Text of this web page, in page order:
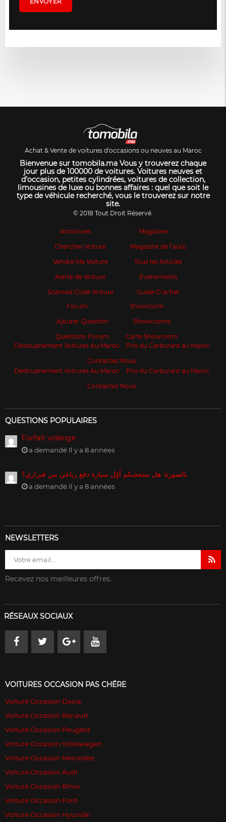
Achat & Vente de voitures d'occasions ou neuves au Maroc
Bienvenue sur tomobila.ma Vous y trouverez chaque
jour plus de 100000 de voitures. Voitures neuves et
d’occasion, petites cylindrées, voitures de collection,
limousines de luxe ou bonnes affaires : quel que soit le
type de véhicule recherché, vous le trouverez sur notre
site.
© 2018 Tout Droit Réservé.
Annonces
Chercher Voiture
Vendre Ma Voiture
Alerte de Voiture
Scannez Code Voiture
Magazine
Magazine de l’auto
Tous les Articles
Evénements
Guide D’achat
Forum
Ajouter Question
Questions Forum
Showroom
Showrooms
Carte Showroom
Dédouanement Voitures Au Maroc
Prix du Carburant au Maroc
Contactez Nous
Dédouanement Voitures Au Maroc
Prix du Carburant au Maroc
Contactez Nous
QUESTIONS POPULAIRES
Forfait vidange
a demandé Il y a 8 années
بالصورة: هل ستعجبكم أوّل سيارة دفع رباعي من فيراري؟
a demandé Il y a 8 années
NEWSLETTERS
Recevez nos meilleures offres.
RÉSEAUX SOCIAUX
VOITURES OCCASION PAS CHÉRE
Voiture Occasion Dacia
Voiture Occasion Renault
Voiture Occasion Peugeot
Voiture Occasion Volkswagen
Voiture Occasion Mercedes
Voiture Occasion Audi
Voiture Occasion Bmw
Voiture Occasion Ford
Voiture Occasion Hyundai